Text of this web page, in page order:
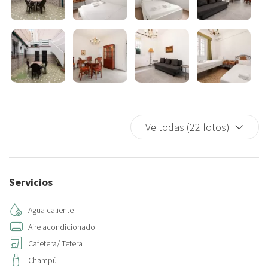
naranja natural y su elección entre tostadas, croissants, churros y
mucho más. Quedamos a su disposición para cualquier consulta.
Este alojamiento requiere cobertura ante daños accidentales para
evitar imprevistos o cargos inesperados. Elige una de estas
opciones:
• Depósito reembolsable de 300 € (Se devuelve tras la salida). Se
aplicará una tarifa administrativa de 10 €, descontada del método
de pago elegido.
Ve todas (22 fotos)
Servicios
Agua caliente
Aire acondicionado
Cafetera/ Tetera
Champú